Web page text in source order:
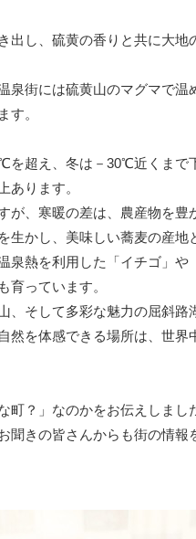
出し、硫黄の香りと共に大
泉街には硫黄山のマグマで温
す。
を超え、冬は－30℃近くまで
あります。
が、寒暖の差は、農産物を豊
生かし、美味しい蕎麦の産地
泉熱を利用した「イチゴ」や
育っています。
、そして多彩な魅力の屈斜路
然を体感できる場所は、世界
町？」なのかをお伝えしまし
聞きの皆さんからも街の情